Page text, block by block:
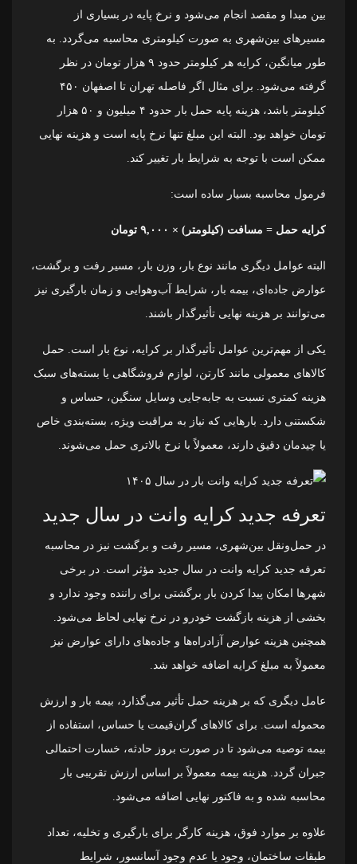
بین مبدا و مقصد انجام می‌شود و نرخ پایه در بسیاری از
مسیرهای بین‌شهری به صورت کیلومتری محاسبه می‌گردد. به
طور میانگین، کرایه هر کیلومتر حدود ۹ هزار تومان در نظر
گرفته می‌شود. برای مثال اگر فاصله تهران تا اصفهان ۴۵۰
کیلومتر باشد، هزینه پایه حمل بار حدود ۴ میلیون و ۵۰ هزار
تومان خواهد بود. البته این مبلغ تنها نرخ پایه است و هزینه نهایی
ممکن است با توجه به شرایط بار تغییر کند.
فرمول محاسبه بسیار ساده است:
کرایه حمل = مسافت (کیلومتر) × ۹,۰۰۰ تومان
البته عوامل دیگری مانند نوع بار، وزن بار، مسیر رفت و برگشت،
عوارض جاده‌ای، بیمه بار، شرایط آب‌وهوایی و زمان بارگیری نیز
می‌توانند بر هزینه نهایی تأثیرگذار باشند.
یکی از مهم‌ترین عوامل تأثیرگذار بر کرایه، نوع بار است. حمل
کالاهای معمولی مانند کارتن، لوازم فروشگاهی یا بسته‌های سبک
هزینه کمتری نسبت به جابه‌جایی وسایل سنگین، حساس و
شکستنی دارد. بارهایی که نیاز به مراقبت ویژه، بسته‌بندی خاص
یا چیدمان دقیق دارند، معمولاً با نرخ بالاتری حمل می‌شوند.
تعرفه جدید کرایه وانت در سال جدید
در حمل‌ونقل بین‌شهری، مسیر رفت و برگشت نیز در محاسبه
تعرفه جدید کرایه وانت در سال جدید مؤثر است. در برخی
شهرها امکان پیدا کردن بار برگشتی برای راننده وجود ندارد و
بخشی از هزینه بازگشت خودرو در نرخ نهایی لحاظ می‌شود.
همچنین هزینه عوارض آزادراه‌ها و جاده‌های دارای عوارض نیز
معمولاً به مبلغ کرایه اضافه خواهد شد.
عامل دیگری که بر هزینه حمل تأثیر می‌گذارد، بیمه بار و ارزش
محموله است. برای کالاهای گران‌قیمت یا حساس، استفاده از
بیمه توصیه می‌شود تا در صورت بروز حادثه، خسارت احتمالی
جبران گردد. هزینه بیمه معمولاً بر اساس ارزش تقریبی بار
محاسبه شده و به فاکتور نهایی اضافه می‌شود.
علاوه بر موارد فوق، هزینه کارگر برای بارگیری و تخلیه، تعداد
طبقات ساختمان، وجود یا عدم وجود آسانسور، شرایط